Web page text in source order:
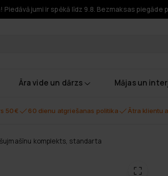
Piedāvājumi ir spēkā līdz 9.8. Bezmaksas piegāde
Āra vide un dārzs Mājas un
50€ 60 dienu atgriešanas politika Ātra klientu
komplekts, standarta